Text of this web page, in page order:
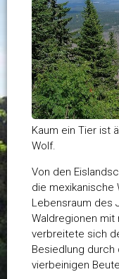
Kaum ein Tier ist
Wolf.
Von den
die mexikanische
Lebensraum des
Waldregionen
verbreitete sich
Besiedlung
vierbeinigen